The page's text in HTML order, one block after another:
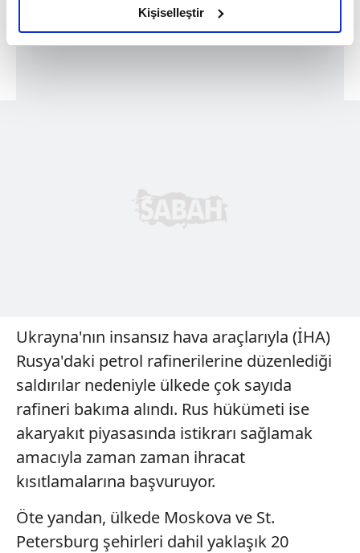
olduğunu ve sizlere en iyi içerikleri sunabilmek adına
elimizden gelen çabayı gösterdiğimizi ve bu noktada,
reklamların maliyetlerimizi karşılamak noktasında tek gelir
Sitemizde kendimize ve üçüncü kişilere ait çerezler
kullanılmaktadır. Bu çerezler vasıtasıyla çeşitli kişisel
sınırlı olarak açık rızanız dahilinde kullanılacaktır.
Çerezlere ilişkin tercihlerinizi aşağıda yer alan panel
vasıtasıyla belirleyebilirsiniz. Çerezlere ilişkin detaylı bilgi
için Ayarlar butonuna tıklayabilir,Çerez Bilgilendirme
Metnimiziziyaret edebilirsiniz.
6698 sayılı Kişisel Verilerin Korunması Kanunu uyarınca
hazırlanmış Aydınlatma Metnimizi okumak ve sitemizde
ilgili mevzuata uygun olarak kullanılan çerezlerle ilgili bilgi
almak için lütfen
Kişiselleştir
Ukrayna'nın insansız hava araçlarıyla (İHA)
Rusya'daki petrol rafinerilerine düzenlediği
saldırılar nedeniyle ülkede çok sayıda
rafineri bakıma alındı. Rus hükümeti ise
akaryakıt piyasasında istikrarı sağlamak
amacıyla zaman zaman ihracat
kısıtlamalarına başvuruyor.
Öte yandan, ülkede Moskova ve St.
Petersburg şehirleri dahil yaklaşık 20